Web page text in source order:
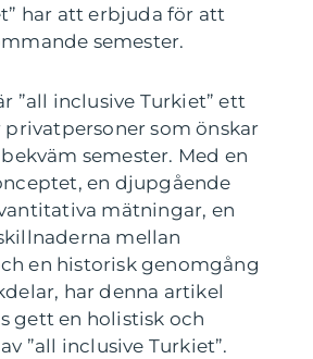
har att erbjuda för att
semester.
”all inclusive Turkiet” ett
som önskar
semester. Med en
en djupgående
mätningar, en
mellan
en historisk genomgång
har denna artikel
gett en holistisk och
”all inclusive Turkiet”.